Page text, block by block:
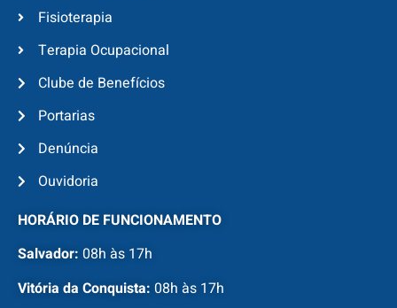
Fisioterapia
Terapia Ocupacional
Clube de Benefícios
Portarias
Denúncia
Ouvidoria
HORÁRIO DE FUNCIONAMENTO
Salvador: 08h às 17h
Vitória da Conquista: 08h às 17h